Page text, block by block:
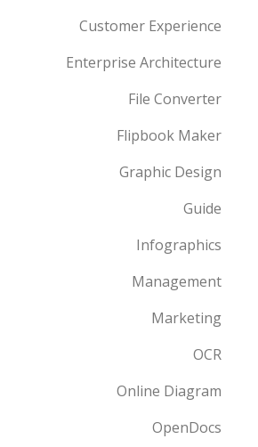
Customer Experience
Enterprise Architecture
File Converter
Flipbook Maker
Graphic Design
Guide
Infographics
Management
Marketing
OCR
Online Diagram
OpenDocs